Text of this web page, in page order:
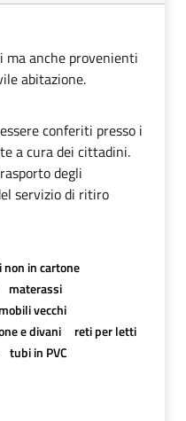
anche provenienti
abitazione.
conferiti presso i
a cura dei cittadini.
degli
servizio di ritiro
in cartone
materassi
mobili vecchi
e divani
reti per letti
tubi in PVC